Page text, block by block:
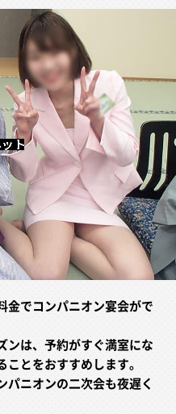
金でコンパニオン宴会がで
ンは、予約がすぐ満室にな
とをおすすめします。
ニオンの二次会も夜遅く